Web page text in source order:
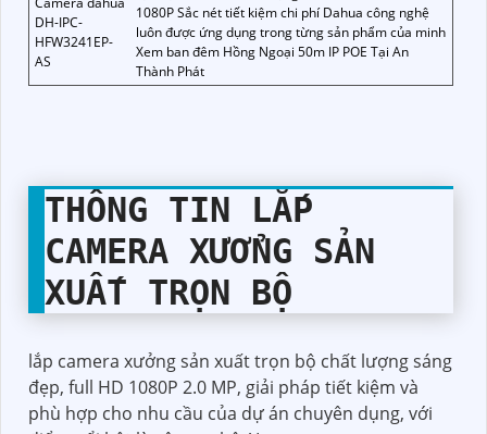
Camera IP
DAHUA DH-
IPC-
HDBW3241EP-
AS
2,890,000 VNĐ Chức Năng Hình ảnh ban đêm chất
lượng với Starlight Hình ảnh ban đêm sáng đẹp với
Hồng Ngoại 50m Chuyên dụng về đêm
DH-IPC-
HFW3241EP-
AS
2,980,000 VNĐ Chất Lượng Hình 2.0 MP FULL HD
1080P Sắc nét tiết kiệm chi phí Dahua công nghệ
luôn được ứng dụng trong từng sản phẩm của minh
Xem ban đêm Hồng Ngoại 50m IP POE Tại An
Thành Phát